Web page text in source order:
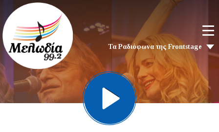
Τα Ραδιόφωνα της Frontstage